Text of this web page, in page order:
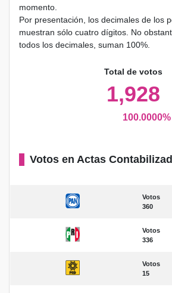
momento.
Por presentación, los decimales de los
muestran sólo cuatro dígitos. No
todos los decimales, suman 100%.
Total de votos
1,928
100.0000%
Votos en Actas
Votos
360
Votos
336
Votos
15